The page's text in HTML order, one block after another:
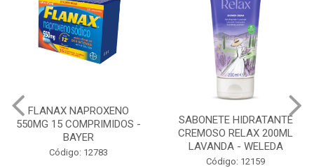
FLANAX NAPROXENO
550MG 15 COMPRIMIDOS -
BAYER
Código: 12783
SABONETE HIDRATANTE
CREMOSO RELAX 200ML
LAVANDA - WELEDA
Código: 12159